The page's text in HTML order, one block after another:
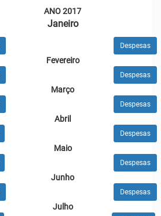
ANO 2017
Janeiro
Despesas
Fevereiro
Despesas
Março
Despesas
Abril
Despesas
Maio
Despesas
Junho
Despesas
Julho